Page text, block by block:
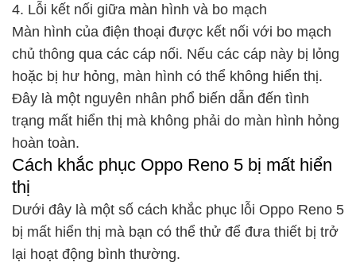
4. Lỗi kết nối giữa màn hình và bo mạch
Màn hình của điện thoại được kết nối với bo mạch
chủ thông qua các cáp nối. Nếu các cáp này bị lỏng
hoặc bị hư hỏng, màn hình có thể không hiển thị.
Đây là một nguyên nhân phổ biến dẫn đến tình
trạng mất hiển thị mà không phải do màn hình hỏng
hoàn toàn.
Cách khắc phục Oppo Reno 5 bị mất hiển
thị
Dưới đây là một số cách khắc phục lỗi Oppo Reno 5
bị mất hiển thị mà bạn có thể thử để đưa thiết bị trở
lại hoạt động bình thường.